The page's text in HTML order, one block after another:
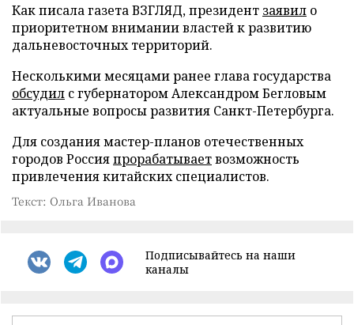
Как писала газета ВЗГЛЯД, президент заявил о
приоритетном внимании властей к развитию
дальневосточных территорий.
Несколькими месяцами ранее глава государства
обсудил с губернатором Александром Бегловым
актуальные вопросы развития Санкт-Петербурга.
Для создания мастер-планов отечественных
городов Россияпрорабатываетвозможность
привлечения китайских специалистов.
Текст: Ольга Иванова
Подписывайтесь на наши
каналы